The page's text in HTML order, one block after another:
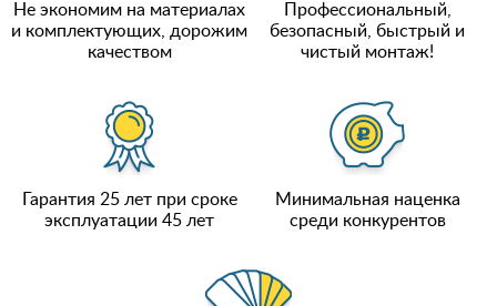
Не экономим на материалах
и комплектующих, дорожим
качеством
Профессиональный,
безопасный, быстрый и
чистый монтаж!
Гарантия 25 лет при сроке
эксплуатации 45 лет
Минимальная наценка
среди конкурентов